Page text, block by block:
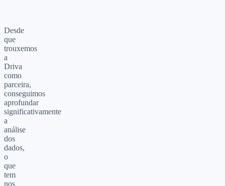
Desde
que
trouxemos
a
Driva
como
parceira,
conseguimos
aprofundar
significativamente
a
análise
dos
dados,
o
que
tem
nos